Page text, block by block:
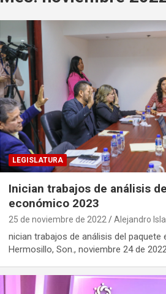
LEGISLATURA
Inician trabajos de análisis
económico 2023
25 de noviembre de 2022 Alejandro
nician trabajos de análisis del paquete
Hermosillo, Son., noviembre 24 de